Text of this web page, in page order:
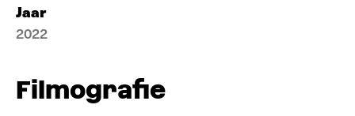
Jaar
2022
Filmografie